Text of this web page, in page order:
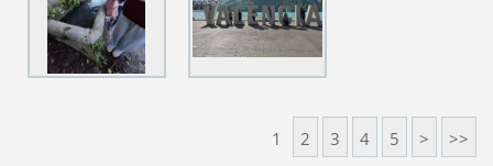
1 2 3 4 5 > >>